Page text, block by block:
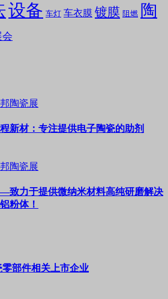
设备 车灯 车衣膜 镀膜 阻燃 陶
会
陶瓷展
新材：专注提供电子陶瓷的助剂
陶瓷展
致力于提供微纳米材料高纯研磨解决
粉体！
部件相关上市企业